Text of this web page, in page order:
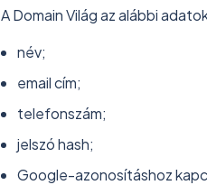
A Domain Világ az alábbi
név;
email cím;
telefonszám;
jelszó hash;
Google-azonosításhoz